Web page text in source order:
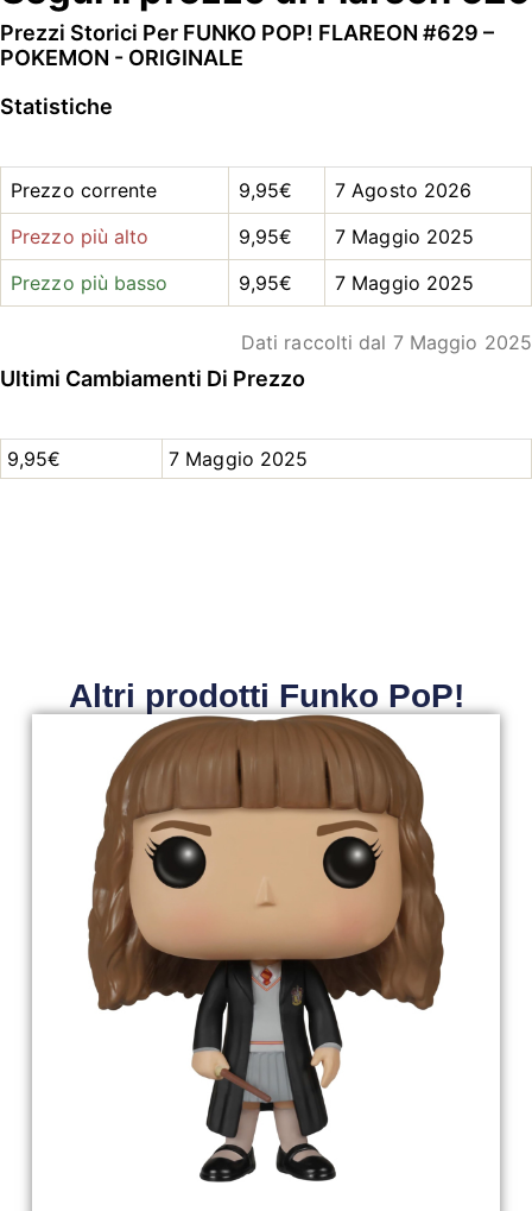
Prezzi Storici Per FUNKO POP! FLAREON #629 –
POKEMON - ORIGINALE
Statistiche
Prezzo corrente 9,95€
7 Agosto 2026
Prezzo più alto
9,95€
7 Maggio 2025
Prezzo più basso
9,95€ 7 Maggio 2025
Dati raccolti dal 7 Maggio 2025
Ultimi Cambiamenti Di Prezzo
9,95€ 7 Maggio 2025
Altri prodotti Funko PoP!